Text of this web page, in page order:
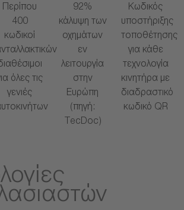
Περίπου
400
κωδικοί
όλες τις
γενιές
92%
κάλυψη των
οχημάτων
εν
λειτουργία
στην
Ευρώπη
(πηγή:
TecDoc)
Κωδικός
υποστήριξης
τοποθέτησης
για κάθε
τεχνολογία
κινητήρα με
διαδραστικό
κωδικό QR